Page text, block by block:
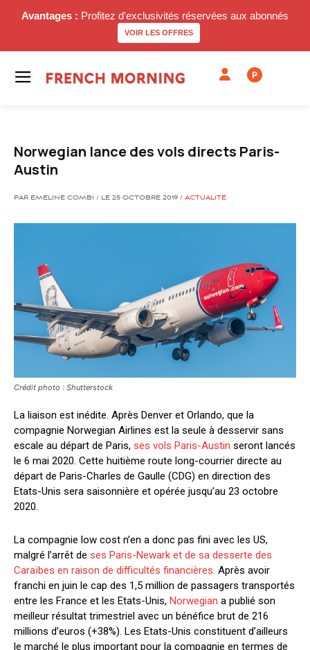
Avantages : Profitez d'exclusivités réservées aux abonnés
VOIR LES OFFRES
P
Norwegian lance des vols directs Paris-
Austin
PAR EMELINE COMBI / LE 25 OCTOBRE 2019 / ACTUALITÉ
Crédit photo : Shutterstock
La liaison est inédite. Après Denver et Orlando, que la
compagnie Norwegian Airlines est la seule à desservir sans
escale au départ de Paris, ses vols Paris-Austin seront lancés
le 6 mai 2020. Cette huitième route long-courrier directe au
départ de Paris-Charles de Gaulle (CDG) en direction des
Etats-Unis sera saisonnière et opérée jusqu’au 23 octobre
2020.
La compagnie low cost n’en a donc pas fini avec les US,
malgré l’arrêt de ses Paris-Newark et de sa desserte des
Caraïbes en raison de difficultés financières. Après avoir
franchi en juin le cap des 1,5 million de passagers transportés
entre les France et les Etats-Unis, Norwegian a publié son
meilleur résultat trimestriel avec un bénéfice brut de 216
millions d’euros (+38%). Les Etats-Unis constituent d’ailleurs
le marché le plus important pour la compagnie en termes de